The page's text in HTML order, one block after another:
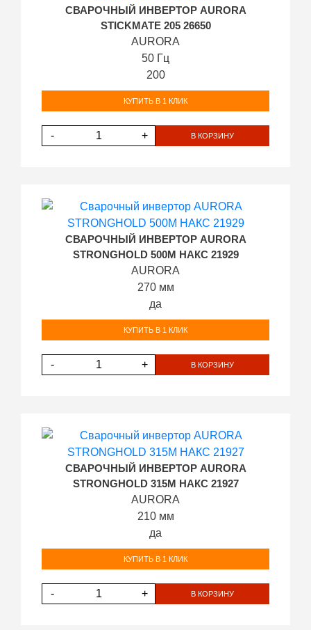
СВАРОЧНЫЙ ИНВЕРТОР AURORA
STICKMATE 205 26650
AURORA
50 Гц
200
КУПИТЬ В 1 КЛИК
- + В КОРЗИНУ
СВАРОЧНЫЙ ИНВЕРТОР AURORA
STRONGHOLD 500M НАКС 21929
AURORA
270 мм
да
КУПИТЬ В 1 КЛИК
- + В КОРЗИНУ
СВАРОЧНЫЙ ИНВЕРТОР AURORA
STRONGHOLD 315M НАКС 21927
AURORA
210 мм
да
КУПИТЬ В 1 КЛИК
- + В КОРЗИНУ